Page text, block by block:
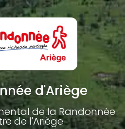
d'Ariège
de la Randonnée
de l'Ariège